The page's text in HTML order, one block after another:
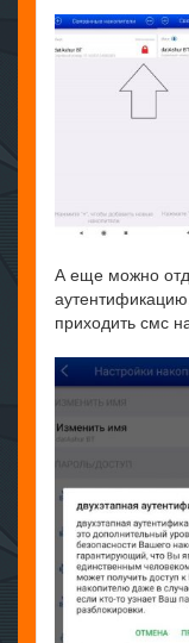
А еще можно
приходить смс